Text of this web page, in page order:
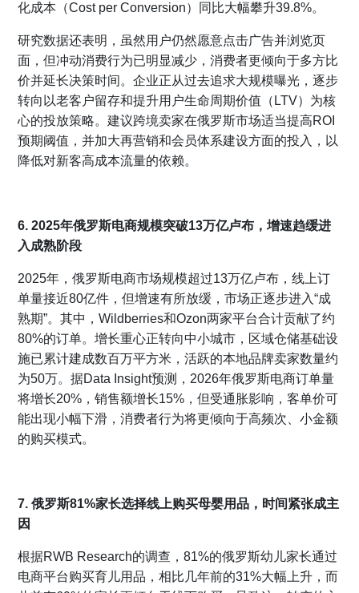
化成本（Cost per Conversion）同比大幅攀升39.8%。
研究数据还表明，虽然用户仍然愿意点击广告并浏览页
面，但冲动消费行为已明显减少，消费者更倾向于多方比
价并延长决策时间。企业正从过去追求大规模曝光，逐步
转向以老客户留存和提升用户生命周期价值（LTV）为核
心的投放策略。建议跨境卖家在俄罗斯市场适当提高ROI
预期阈值，并加大再营销和会员体系建设方面的投入，以
降低对新客高成本流量的依赖。
6. 2025年俄罗斯电商规模突破13万亿卢布，增速趋缓进
入成熟阶段
2025年，俄罗斯电商市场规模超过13万亿卢布，线上订
单量接近80亿件，但增速有所放缓，市场正逐步进入“成
熟期”。其中，Wildberries和Ozon两家平台合计贡献了约
80%的订单。增长重心正转向中小城市，区域仓储基础设
施已累计建成数百万平方米，活跃的本地品牌卖家数量约
为50万。据Data Insight预测，2026年俄罗斯电商订单量
将增长20%，销售额增长15%，但受通胀影响，客单价可
能出现小幅下滑，消费者行为将更倾向于高频次、小金额
的购买模式。
7. 俄罗斯81%家长选择线上购买母婴用品，时间紧张成主
因
根据RWB Research的调查，81%的俄罗斯幼儿家长通过
电商平台购买育儿用品，相比几年前的31%大幅上升，而